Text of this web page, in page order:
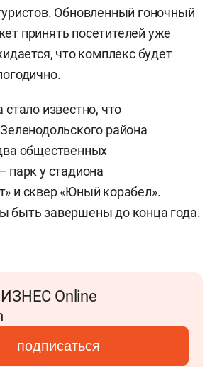
Обновленный гоночный
принять посетителей уже
что комплекс будет
стало известно, что
района
общественных
парк у стадиона
и сквер «Юный корабел».
быть завершены до конца года.
Online
подписаться